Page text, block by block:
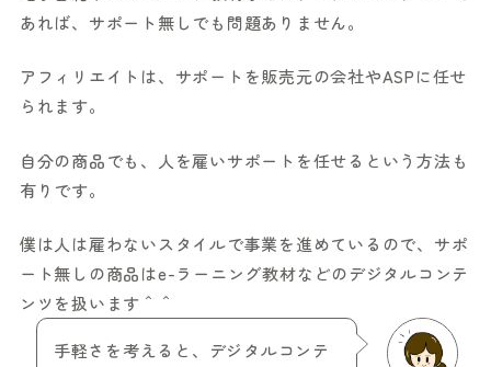
あれば、サポート無しでも問題ありません。
アフィリエイトは、サポートを販売元の会社やASPに任せ
られます。
自分の商品でも、人を雇いサポートを任せるという方法も
有りです。
僕は人は雇わないスタイルで事業を進めているので、サポ
ート無しの商品はe-ラーニング教材などのデジタルコンテ
ンツを扱います＾＾
手軽さを考えると、デジタルコンテ